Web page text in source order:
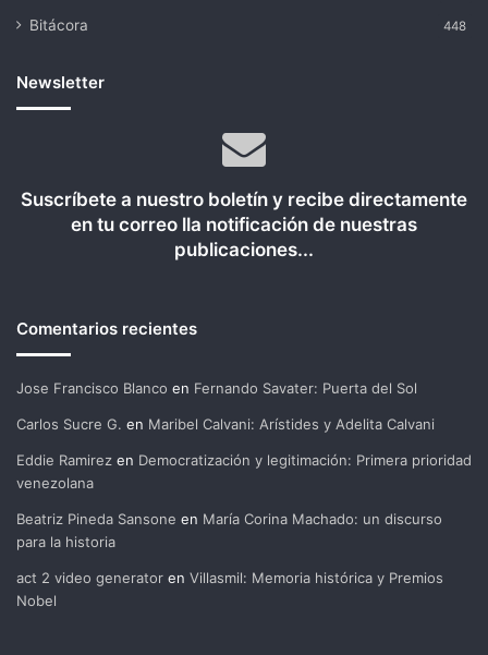
Bitácora 448
Newsletter
Suscríbete a nuestro boletín y recibe directamente
en tu correo lla notificación de nuestras
publicaciones...
Comentarios recientes
Jose Francisco Blanco en Fernando Savater: Puerta del Sol
Carlos Sucre G. en Maribel Calvani: Arístides y Adelita Calvani
Eddie Ramirez en Democratización y legitimación: Primera prioridad
venezolana
Beatriz Pineda Sansone en María Corina Machado: un discurso
para la historia
act 2 video generator en Villasmil: Memoria histórica y Premios
Nobel